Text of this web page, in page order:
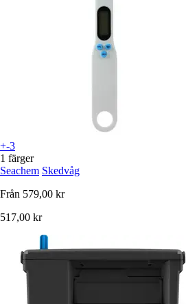
+-3
1 färger
Seachem Skedvåg
Från 579,00 kr
517,00 kr